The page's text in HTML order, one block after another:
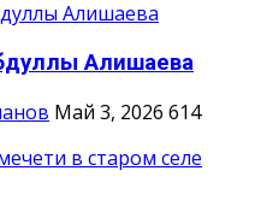
Алишаева
Май 3, 2026 614